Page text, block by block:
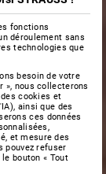
fonctions
déroulement sans
technologies que
besoin de votre
», nous collecterons
cookies et
ainsi que des
ces données
et mesure des
pouvez refuser
bouton « Tout